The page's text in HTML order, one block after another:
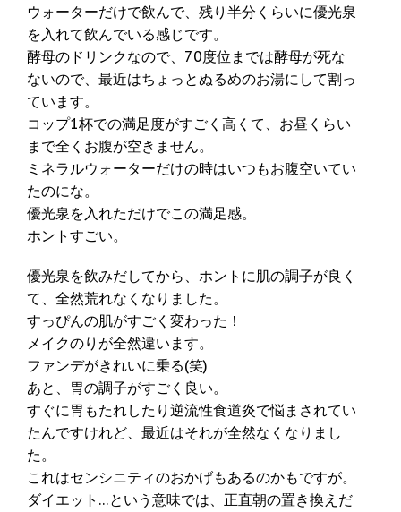
ウォーターだけで飲んで、残り半分くらいに優光泉
を入れて飲んでいる感じです。
酵母のドリンクなので、70度位までは酵母が死な
ないので、最近はちょっとぬるめのお湯にして割っ
ています。
コップ1杯での満足度がすごく高くて、お昼くらい
まで全くお腹が空きません。
ミネラルウォーターだけの時はいつもお腹空いてい
たのにな。
優光泉を入れただけでこの満足感。
ホントすごい。
優光泉を飲みだしてから、ホントに肌の調子が良く
て、全然荒れなくなりました。
すっぴんの肌がすごく変わった！
メイクのりが全然違います。
ファンデがきれいに乗る(笑)
あと、胃の調子がすごく良い。
すぐに胃もたれしたり逆流性食道炎で悩まされてい
たんですけれど、最近はそれが全然なくなりまし
た。
これはセンシニティのおかげもあるのかもですが。
ダイエット…という意味では、正直朝の置き換えだ